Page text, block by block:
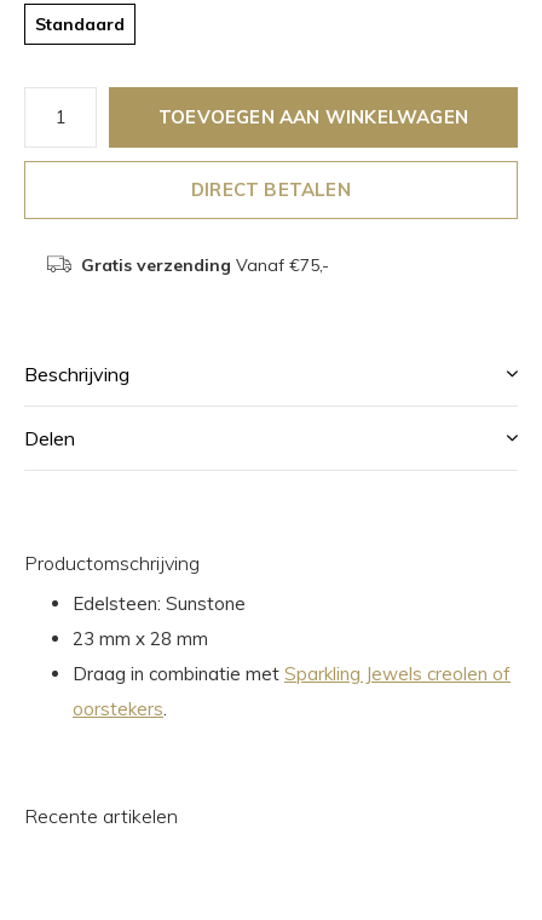
Standaard
TOEVOEGEN AAN WINKELWAGEN
DIRECT BETALEN
Gratis verzending Vanaf €75,-
Beschrijving
Delen
Productomschrijving
Edelsteen: Sunstone
23 mm x 28 mm
Draag in combinatie met Sparkling Jewels creolen of
oorstekers
Recente artikelen